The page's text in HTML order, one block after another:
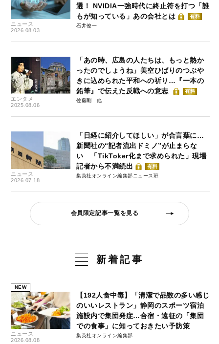
ニュース
2026.08.03
選！ NVIDIA一強時代に終止符を打つ「誰
もが知っている」あの会社とは
有料
石井僚一
エンタメ
2025.08.06
「あの時、広島の人たちは、もっと熱か
ったのでしょうね」美空ひばりのつぶや
きに込められた平和への祈り…『一本の
鉛筆』で伝えた反戦への意志
有料
佐藤剛
ニュース
2026.07.18
「日経に紹介してほしい」が合言葉に…
新聞社の“記者流出ドミノ”が止まらな
い 「TikToker化まで求められた」現場
記者から不満続出
有料
集英社オンライン編集部ニュース班
会員限定記事一覧を見る
新着記事
NEW
ニュース
2026.08.08
【192人食中毒】「清潔で品数の多い感じ
のいいレストラン」静岡のスポーツ宿泊
施設内で集団発症…合宿・遠征の「集団
での食事」に知っておきたい予防策
集英社オンライン編集部